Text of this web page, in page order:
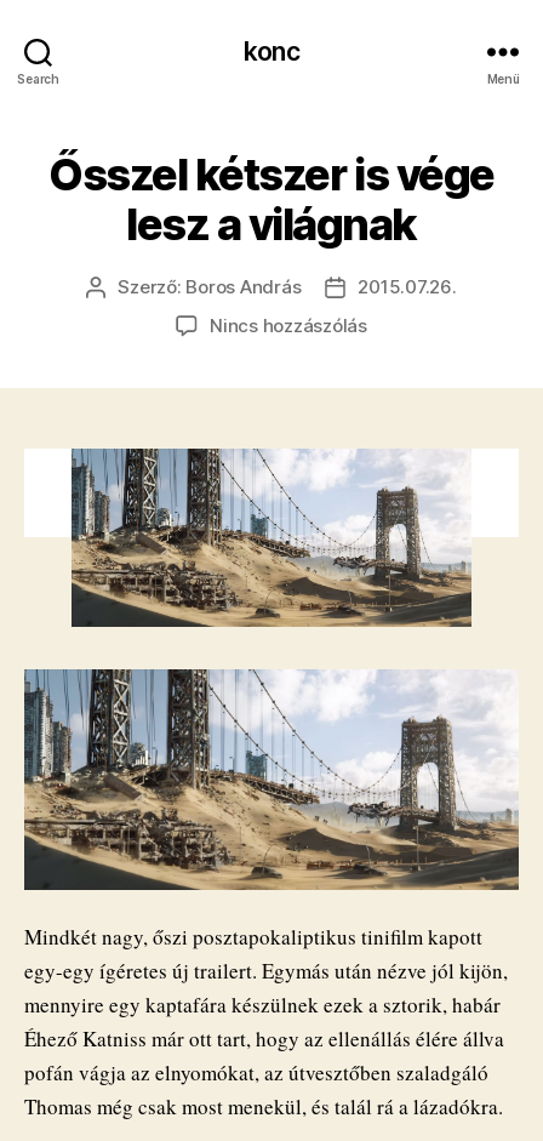
Search
konc
Menü
Ősszel kétszer is vége
lesz a világnak
Bejegyzés
Szerző: Boros András
Bejegyzés
dátuma
2015.07.26.
Nincs hozzászólása(z)
a
világnak
bejegyzéshez
Mindkét nagy, őszi posztapokaliptikus tinifilm kapott
egy-egy ígéretes új trailert. Egymás után nézve jól kijön,
mennyire egy kaptafára készülnek ezek a sztorik, habár
Éhező Katniss már ott tart, hogy az ellenállás élére állva
pofán vágja az elnyomókat, az útvesztőben szaladgáló
Thomas még csak most menekül, és talál rá a lázadókra.